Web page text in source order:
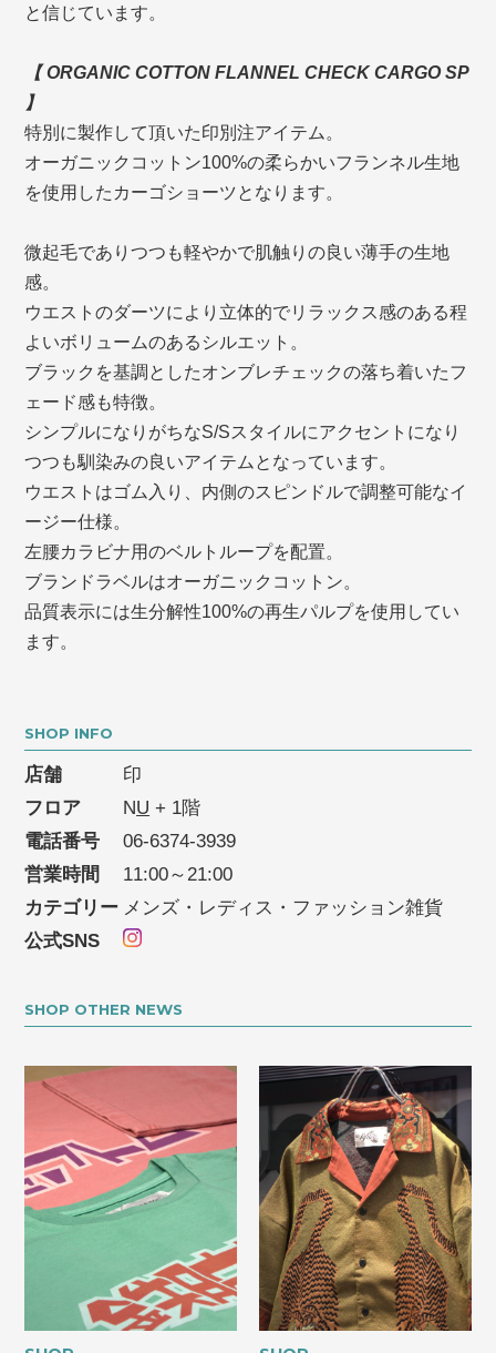
と信じています。
【 ORGANIC COTTON FLANNEL CHECK CARGO SP
】
特別に製作して頂いた印別注アイテム。
オーガニックコットン100%の柔らかいフランネル生地
を使用したカーゴショーツとなります。
微起毛でありつつも軽やかで肌触りの良い薄手の生地
感。
ウエストのダーツにより立体的でリラックス感のある程
よいボリュームのあるシルエット。
ブラックを基調としたオンブレチェックの落ち着いたフ
ェード感も特徴。
シンプルになりがちなS/Sスタイルにアクセントになり
つつも馴染みの良いアイテムとなっています。
ウエストはゴム入り、内側のスピンドルで調整可能なイ
ージー仕様。
左腰カラビナ用のベルトループを配置。
ブランドラベルはオーガニックコットン。
品質表示には生分解性100%の再生パルプを使用してい
ます。
SHOP INFO
店舗
印
フロア
NU + 1階
電話番号
06-6374-3939
営業時間
11:00～21:00
カテゴリー メンズ・レディス・ファッション雑貨
公式SNS
SHOP OTHER NEWS